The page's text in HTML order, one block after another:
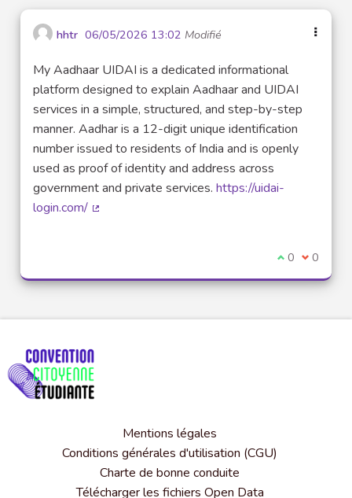
hhtr 06/05/2026 13:02 Modifié
My Aadhaar UIDAI is a dedicated informational
platform designed to explain Aadhaar and UIDAI
services in a simple, structured, and step-by-step
manner. Aadhar is a 12-digit unique identification
number issued to residents of India and is openly
used as proof of identity and address across
government and private services. https://uidai-
login.com/
Je suis
0 Je ne
0
Mentions légales
Conditions générales d'utilisation (CGU)
Charte de bonne conduite
Télécharger les fichiers Open Data